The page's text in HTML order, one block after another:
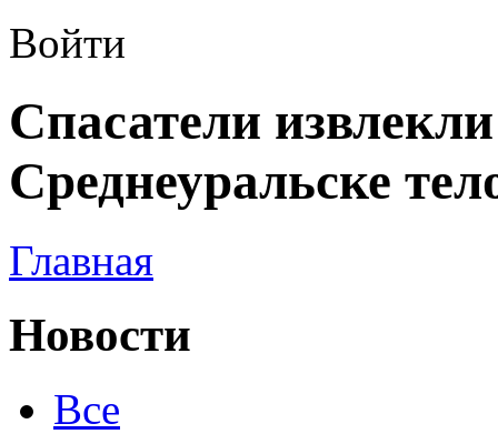
Войти
Спасатели
Среднеуральске
Главная
Новости
Все